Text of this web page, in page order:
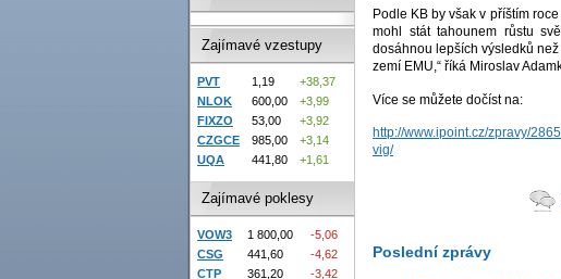
Podle KB by však v příštím
mohl stát tahounem růstu
dosáhnou lepších výsledků
zemí EMU,“ říká Miroslav
Více se můžete dočíst na:
http://www.ipoint.cz/zpravy/
vig/
Poslední zprávy
Zajímavé vzestupy
PVT 1,19
+38,37
NLOK
600,00
+3,99
FIXZO
53,00
+3,92
CZGCE
985,00
+3,14
UQA
441,80 +1,61
Zajímavé poklesy
VOW3 1 800,00
-5,06
CSG
441,60
-4,62
CTP
361,20
-3,42